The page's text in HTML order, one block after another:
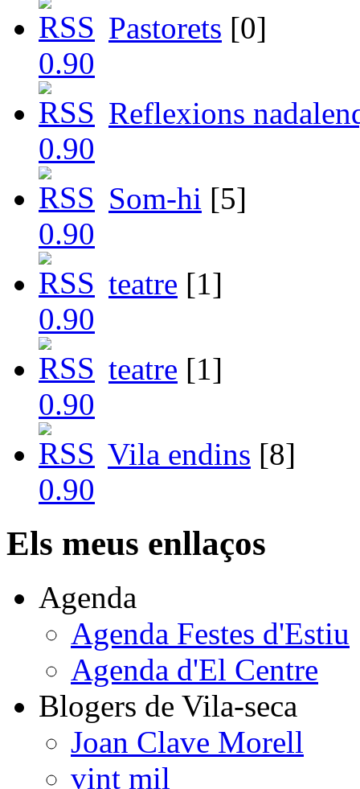
Pastorets [0]
Reflexions
Som-hi [5]
teatre [1]
teatre [1]
Vila endins [8]
Els meus enllaços
Agenda
Agenda Festes d'Estiu
Agenda d'El Centre
Blogers de Vila-seca
Joan Clave Morell
vint mil